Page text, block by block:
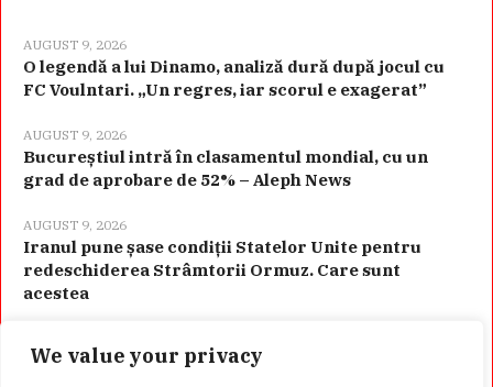
We value your privacy
AUGUST 9, 2026
O legendă a lui Dinamo, analiză dură după jocul cu
FC Voulntari. „Un regres, iar scorul e exagerat”
AUGUST 9, 2026
Bucureștiul intră în clasamentul mondial, cu un
grad de aprobare de 52% – Aleph News
AUGUST 9, 2026
Iranul pune șase condiții Statelor Unite pentru
redeschiderea Strâmtorii Ormuz. Care sunt
acestea
Categorii